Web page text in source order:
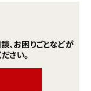
、お困りごとなどが
さい。